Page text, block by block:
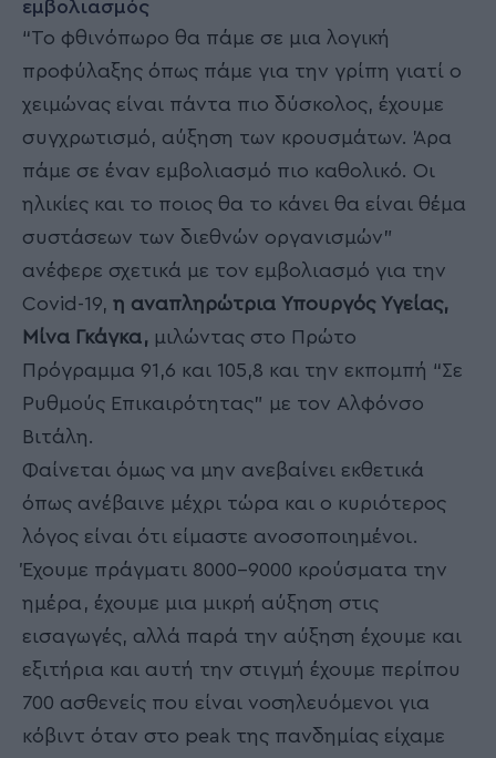
εμβολιασμός
“Το φθινόπωρο θα πάμε σε μια λογική
προφύλαξης όπως πάμε για την γρίπη γιατί ο
χειμώνας είναι πάντα πιο δύσκολος, έχουμε
συγχρωτισμό, αύξηση των κρουσμάτων. Άρα
πάμε σε έναν εμβολιασμό πιο καθολικό. Οι
ηλικίες και το ποιος θα το κάνει θα είναι θέμα
συστάσεων των διεθνών οργανισμών”
ανέφερε σχετικά με τον εμβολιασμό για την
Covid-19, η αναπληρώτρια Υπουργός Υγείας,
Μίνα Γκάγκα, μιλώντας στο Πρώτο
Πρόγραμμα 91,6 και 105,8 και την εκπομπή “Σε
Ρυθμούς Επικαιρότητας” με τον Αλφόνσο
Βιτάλη.
Φαίνεται όμως να μην ανεβαίνει εκθετικά
όπως ανέβαινε μέχρι τώρα και ο κυριότερος
λόγος είναι ότι είμαστε ανοσοποιημένοι.
Έχουμε πράγματι 8000-9000 κρούσματα την
ημέρα, έχουμε μια μικρή αύξηση στις
εισαγωγές, αλλά παρά την αύξηση έχουμε και
εξιτήρια και αυτή την στιγμή έχουμε περίπου
700 ασθενείς που είναι νοσηλευόμενοι για
κόβιντ όταν στο peak της πανδημίας είχαμε